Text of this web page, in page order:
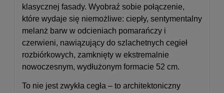
klasycznej fasady. Wyobraź sobie połączenie,
które wydaje się niemożliwe: ciepły, sentymentalny
melanż barw w odcieniach pomarańczy i
czerwieni, nawiązujący do szlachetnych cegieł
rozbiórkowych, zamknięty w ekstremalnie
nowoczesnym, wydłużonym formacie 52 cm.
To nie jest zwykła cegła – to architektoniczny